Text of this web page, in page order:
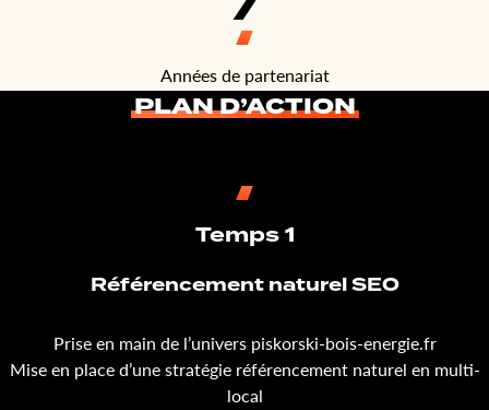
Années de partenariat
PLAN D’ACTION
Temps 1
Référencement naturel SEO
Prise en main de l’univers piskorski-bois-energie.fr
Mise en place d’une stratégie référencement naturel en multi-
local